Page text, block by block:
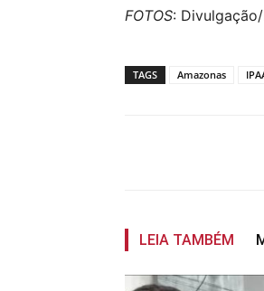
FOTOS:
TAGS Amazonas
LEIA TAMBÉM